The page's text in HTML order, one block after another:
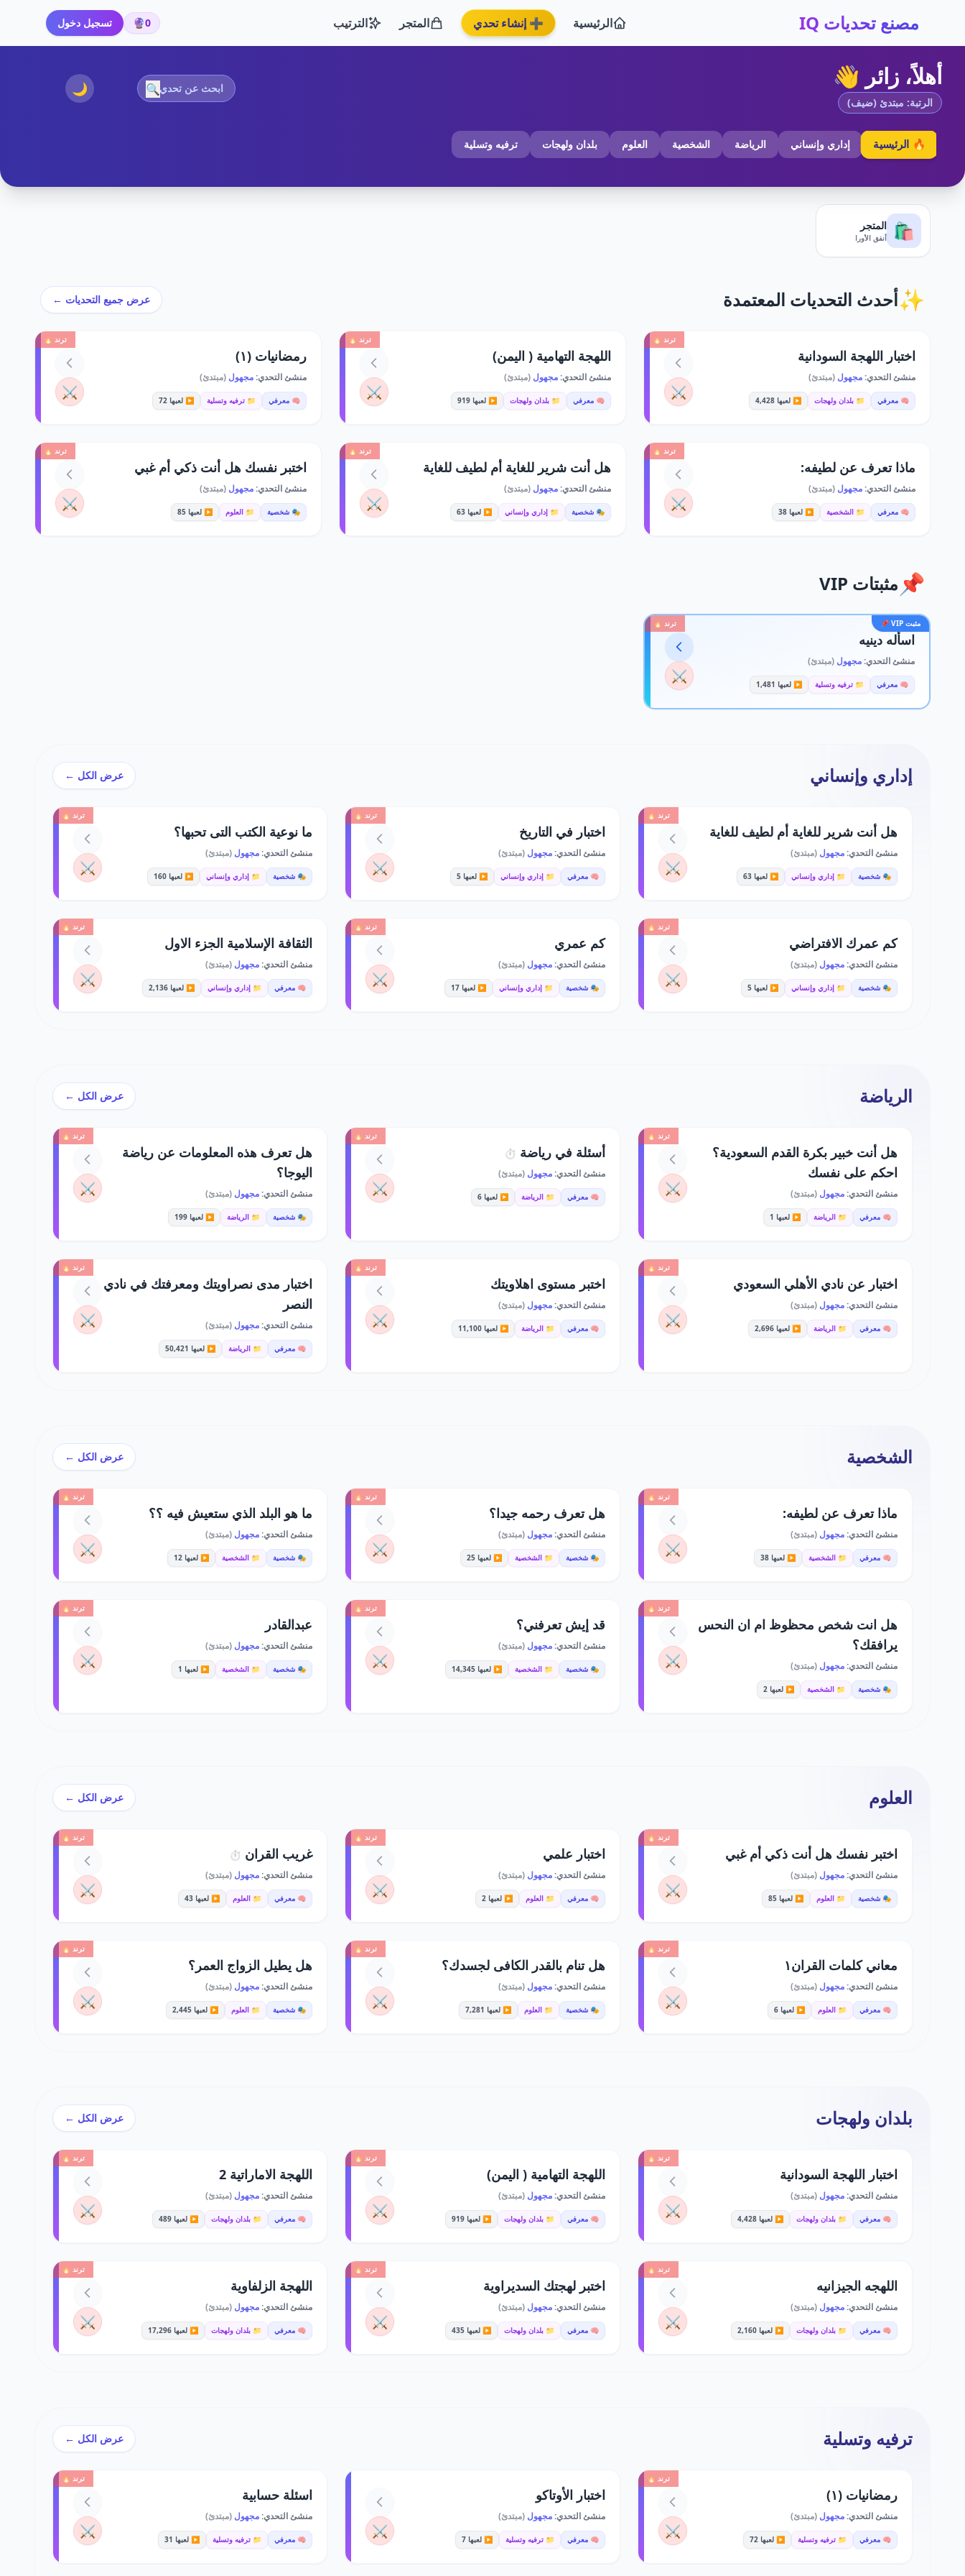
مصنع تحديات IQ الرئيسية ➕ إنشاء تحدي المتجر الترتيب 0
🔮 تسجيل دخول
أهلاً، زائر 👋
الرتبة: مبتدئ (ضيف)
🔍
🌙
🔥 الرئيسية إداري وإنساني الرياضة الشخصية العلوم بلدان ولهجات ترفيه وتسلية
🛍️ المتجر
أنفق الأورا
✨أحدث التحديات المعتمدة عرض جميع التحديات ←
ترند 🔥
اختبار اللهجة السودانية
منشئ التحدي:مجهول (مبتدئ)
🧠 معرفي 📁 بلدان ولهجات ▶️ لعبها 4,428 ⚔️
ترند 🔥
اللهجة التهامية ( اليمن)
منشئ التحدي:مجهول (مبتدئ)
🧠 معرفي 📁 بلدان ولهجات ▶️ لعبها 919 ⚔️
ترند 🔥
رمضانيات (١)
منشئ التحدي:مجهول (مبتدئ)
🧠 معرفي 📁 ترفيه وتسلية ▶️ لعبها 72 ⚔️
ترند 🔥
ماذا تعرف عن لطيفه:
منشئ التحدي:مجهول (مبتدئ)
🧠 معرفي 📁 الشخصية ▶️ لعبها 38 ⚔️
ترند 🔥
هل أنت شرير للغاية أم لطيف للغاية
منشئ التحدي:مجهول (مبتدئ)
🎭 شخصية 📁 إداري وإنساني ▶️ لعبها 63 ⚔️
ترند 🔥
اختبر نفسك هل أنت ذكي أم غبي
منشئ التحدي:مجهول (مبتدئ)
🎭 شخصية 📁 العلوم ▶️ لعبها 85 ⚔️
📌 مثبتات VIP
مثبت VIP 📌 ترند 🔥
اسأله دينيه
منشئ التحدي:مجهول (مبتدئ)
🧠 معرفي 📁 ترفيه وتسلية ▶️ لعبها 1,481 ⚔️
إداري وإنساني عرض الكل ←
ترند 🔥
هل أنت شرير للغاية أم لطيف للغاية
منشئ التحدي:مجهول (مبتدئ)
🎭 شخصية 📁 إداري وإنساني ▶️ لعبها 63 ⚔️
ترند 🔥
اختبار في التاريخ
منشئ التحدي:مجهول(مبتدئ)
🧠 معرفي 📁 إداري وإنساني ▶️ لعبها 5 ⚔️
ترند 🔥
ما نوعية الكتب التى تحبها؟
منشئ التحدي:مجهول (مبتدئ)
🎭 شخصية 📁 إداري وإنساني ▶️ لعبها 160 ⚔️
ترند 🔥
كم عمرك الافتراضي
منشئ التحدي:مجهول (مبتدئ)
🎭 شخصية 📁 إداري وإنساني ▶️ لعبها 5 ⚔️
ترند 🔥
كم عمري
منشئ التحدي:مجهول(مبتدئ)
🎭 شخصية 📁 إداري وإنساني ▶️ لعبها 17 ⚔️
ترند 🔥
الثقافة الإسلامية الجزء الاول
منشئ التحدي:مجهول (مبتدئ)
🧠 معرفي 📁 إداري وإنساني ▶️ لعبها 2,136 ⚔️
الرياضة عرض الكل ←
ترند 🔥
هل أنت خبير بكرة القدم السعودية؟
احكم على نفسك
منشئ التحدي:مجهول (مبتدئ)
🧠 معرفي 📁 الرياضة ▶️ لعبها 1
⚔️
ترند 🔥
أسئلة في رياضة ⏱️
منشئ التحدي:مجهول(مبتدئ)
🧠 معرفي 📁 الرياضة ▶️ لعبها 6 ⚔️
ترند 🔥
هل تعرف هذه المعلومات عن رياضة
اليوجا؟
منشئ التحدي:مجهول (مبتدئ)
🎭 شخصية 📁 الرياضة ▶️ لعبها 199
⚔️
ترند 🔥
اختبار عن نادي الأهلي السعودي
منشئ التحدي:مجهول (مبتدئ)
🧠 معرفي 📁 الرياضة ▶️ لعبها 2,696 ⚔️
ترند 🔥
اختبر مستوى اهلاويتك
منشئ التحدي:مجهول(مبتدئ)
🧠 معرفي 📁 الرياضة ▶️ لعبها 11,100 ⚔️
ترند 🔥
اختبار مدى نصراويتك ومعرفتك في نادي
النصر
منشئ التحدي:مجهول (مبتدئ)
🧠 معرفي 📁 الرياضة ▶️ لعبها 50,421
⚔️
الشخصية عرض الكل ←
ترند 🔥
ماذا تعرف عن لطيفه:
منشئ التحدي:مجهول (مبتدئ)
🧠 معرفي 📁 الشخصية ▶️ لعبها 38 ⚔️
ترند 🔥
هل تعرف رحمه جيدا؟
منشئ التحدي:مجهول(مبتدئ)
🎭 شخصية 📁 الشخصية ▶️ لعبها 25 ⚔️
ترند 🔥
ما هو البلد الذي ستعيش فيه ؟؟
منشئ التحدي:مجهول (مبتدئ)
🎭 شخصية 📁 الشخصية ▶️ لعبها 12 ⚔️
ترند 🔥
هل انت شخص محظوظ ام ان النحس
يرافقك؟
منشئ التحدي:مجهول (مبتدئ)
🎭 شخصية 📁 الشخصية ▶️ لعبها 2
⚔️
ترند 🔥
قد إيش تعرفني؟
منشئ التحدي:مجهول(مبتدئ)
🎭 شخصية 📁 الشخصية ▶️ لعبها 14,345 ⚔️
ترند 🔥
عبدالقادر
منشئ التحدي:مجهول (مبتدئ)
🎭 شخصية 📁 الشخصية ▶️ لعبها 1 ⚔️
العلوم عرض الكل ←
ترند 🔥
اختبر نفسك هل أنت ذكي أم غبي
منشئ التحدي:مجهول (مبتدئ)
🎭 شخصية 📁 العلوم ▶️ لعبها 85 ⚔️
ترند 🔥
اختبار علمي
منشئ التحدي:مجهول(مبتدئ)
🧠 معرفي 📁 العلوم ▶️ لعبها 2 ⚔️
ترند 🔥
غريب القران ⏱️
منشئ التحدي:مجهول (مبتدئ)
🧠 معرفي 📁 العلوم ▶️ لعبها 43 ⚔️
ترند 🔥
معاني كلمات القران١
منشئ التحدي:مجهول (مبتدئ)
🧠 معرفي 📁 العلوم ▶️ لعبها 6 ⚔️
ترند 🔥
هل تنام بالقدر الكافى لجسدك؟
منشئ التحدي:مجهول(مبتدئ)
🎭 شخصية 📁 العلوم ▶️ لعبها 7,281 ⚔️
ترند 🔥
هل يطيل الزواج العمر؟
منشئ التحدي:مجهول (مبتدئ)
🎭 شخصية 📁 العلوم ▶️ لعبها 2,445 ⚔️
بلدان ولهجات عرض الكل ←
ترند 🔥
اختبار اللهجة السودانية
منشئ التحدي:مجهول (مبتدئ)
🧠 معرفي 📁 بلدان ولهجات ▶️ لعبها 4,428 ⚔️
ترند 🔥
اللهجة التهامية ( اليمن)
منشئ التحدي:مجهول(مبتدئ)
🧠 معرفي 📁 بلدان ولهجات ▶️ لعبها 919 ⚔️
ترند 🔥
اللهجة الاماراتية 2
منشئ التحدي:مجهول (مبتدئ)
🧠 معرفي 📁 بلدان ولهجات ▶️ لعبها 489 ⚔️
ترند 🔥
اللهجه الجيزانيه
منشئ التحدي:مجهول (مبتدئ)
🧠 معرفي 📁 بلدان ولهجات ▶️ لعبها 2,160 ⚔️
ترند 🔥
اختبر لهجتك السديراوية
منشئ التحدي:مجهول(مبتدئ)
🧠 معرفي 📁 بلدان ولهجات ▶️ لعبها 435 ⚔️
ترند 🔥
اللهجة الزلفاوية
منشئ التحدي:مجهول (مبتدئ)
🧠 معرفي 📁 بلدان ولهجات ▶️ لعبها 17,296 ⚔️
ترفيه وتسلية عرض الكل ←
ترند 🔥
رمضانيات (١)
منشئ التحدي:مجهول (مبتدئ)
🧠 معرفي 📁 ترفيه وتسلية ▶️ لعبها 72 ⚔️
اختبار الأوتاكو
منشئ التحدي:مجهول(مبتدئ)
🧠 معرفي 📁 ترفيه وتسلية ▶️ لعبها 7 ⚔️
ترند 🔥
اسئلة حسابية
منشئ التحدي:مجهول (مبتدئ)
🧠 معرفي 📁 ترفيه وتسلية ▶️ لعبها 31 ⚔️